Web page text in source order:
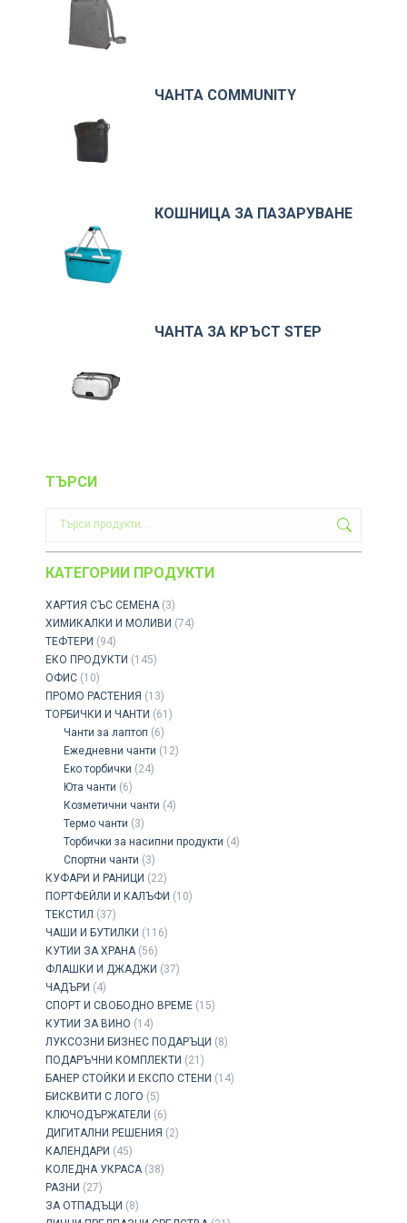
ЧАНТА COMMUNITY
КОШНИЦА ЗА ПАЗАРУВАНЕ
ЧАНТА ЗА КРЪСТ STEP
ТЪРСИ
КАТЕГОРИИ ПРОДУКТИ
ХАРТИЯ СЪС СЕМЕНА (3)
ХИМИКАЛКИ И МОЛИВИ (74)
ТЕФТЕРИ (94)
ЕКО ПРОДУКТИ (145)
ОФИС (10)
ПРОМО РАСТЕНИЯ (13)
ТОРБИЧКИ И ЧАНТИ (61)
Чанти за лаптоп (6)
Ежедневни чанти (12)
Еко торбички (24)
Юта чанти (6)
Козметични чанти (4)
Термо чанти (3)
Торбички за насипни продукти (4)
Спортни чанти (3)
КУФАРИ И РАНИЦИ (22)
ПОРТФЕЙЛИ И КАЛЪФИ (10)
ТЕКСТИЛ (37)
ЧАШИ И БУТИЛКИ (116)
КУТИИ ЗА ХРАНА (56)
ФЛАШКИ И ДЖАДЖИ (37)
ЧАДЪРИ (4)
СПОРТ И СВОБОДНО ВРЕМЕ (15)
КУТИИ ЗА ВИНО (14)
ЛУКСОЗНИ БИЗНЕС ПОДАРЪЦИ (8)
ПОДАРЪЧНИ КОМПЛЕКТИ (21)
БАНЕР СТОЙКИ И ЕКСПО СТЕНИ (14)
БИСКВИТИ С ЛОГО (5)
КЛЮЧОДЪРЖАТЕЛИ (6)
ДИГИТАЛНИ РЕШЕНИЯ (2)
КАЛЕНДАРИ (45)
КОЛЕДНА УКРАСА (38)
РАЗНИ (27)
ЗА ОТПАДЪЦИ (8)